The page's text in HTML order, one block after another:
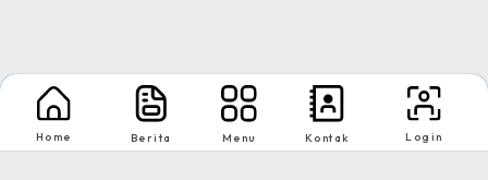
Home Berita Menu Kontak Login